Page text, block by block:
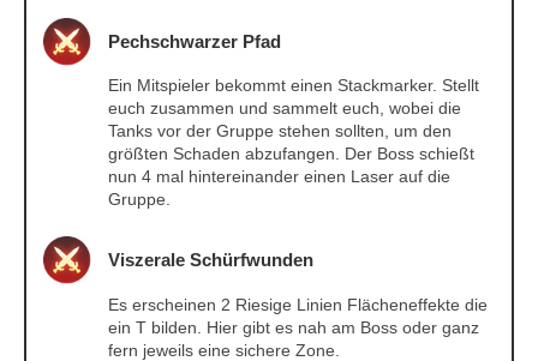
Pechschwarzer Pfad
Ein Mitspieler bekommt einen Stackmarker. Stellt
euch zusammen und sammelt euch, wobei die
Tanks vor der Gruppe stehen sollten, um den
größten Schaden abzufangen. Der Boss schießt
nun 4 mal hintereinander einen Laser auf die
Gruppe.
Viszerale Schürfwunden
Es erscheinen 2 Riesige Linien Flächeneffekte die
ein T bilden. Hier gibt es nah am Boss oder ganz
fern jeweils eine sichere Zone.